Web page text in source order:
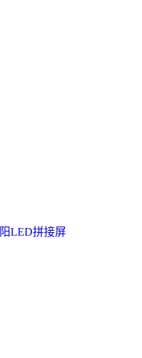
LED拼接屏